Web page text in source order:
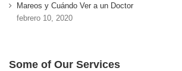
Mareos y Cuándo Ver a un Doctor
febrero 10, 2020
Some of Our Services